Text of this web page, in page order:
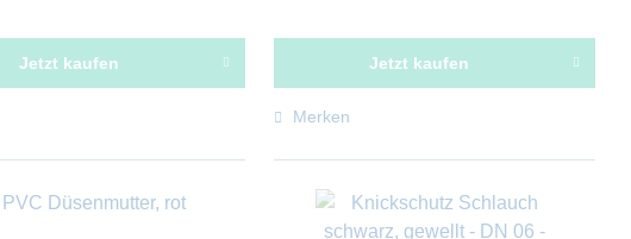
Jetzt kaufen Jetzt kaufen
Merken